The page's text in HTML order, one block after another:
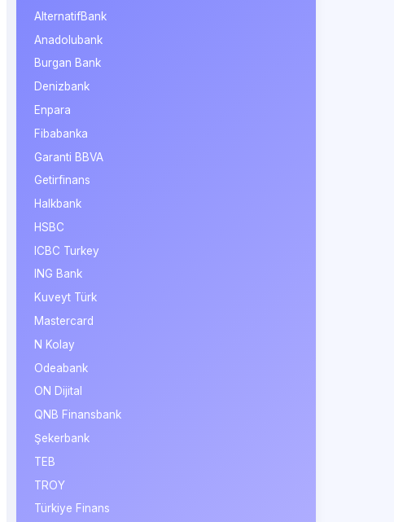
AlternatifBank
Anadolubank
Burgan Bank
Denizbank
Enpara
Fibabanka
Garanti BBVA
Getirfinans
Halkbank
HSBC
ICBC Turkey
ING Bank
Kuveyt Türk
Mastercard
N Kolay
Odeabank
ON Dijital
QNB Finansbank
Şekerbank
TEB
TROY
Türkiye Finans